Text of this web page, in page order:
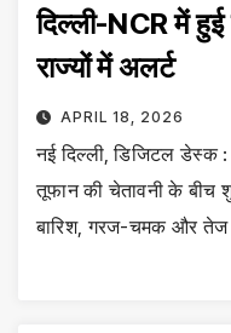
दिल्ली-NCR में
राज्यों में अलर्ट
APRIL 18, 2026
नई दिल्ली, डिजिटल डेस्क :
तूफान की चेतावनी के बीच
बारिश, गरज-चमक और तेज